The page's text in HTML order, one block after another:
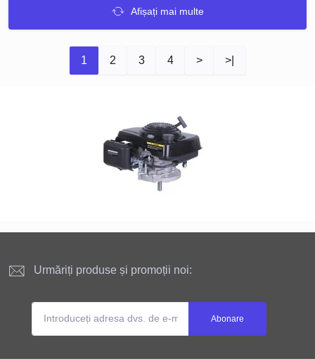
Afișați mai multe
1 2 3 4 > >|
Urmăriți produse și promoții noi:
Abonare